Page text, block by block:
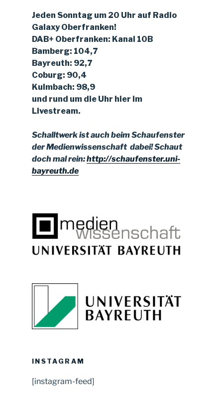
Jeden Sonntag um 20 Uhr auf Radio
Galaxy Oberfranken!
DAB+ Oberfranken: Kanal 10B
Bamberg: 104,7
Bayreuth: 92,7
Coburg: 90,4
Kulmbach: 98,9
und rund um die Uhr hier im
Livestream.
Schalltwerk ist auch beim Schaufenster
der Medienwissenschaft dabei!Schaut
doch mal rein:http://schaufenster.uni-
bayreuth.de
INSTAGRAM
[instagram-feed]